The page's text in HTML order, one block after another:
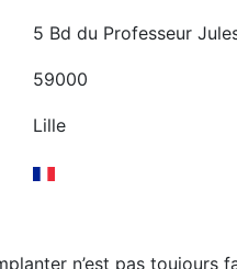
5 Bd du Professeur
59000
Lille
n’est pas